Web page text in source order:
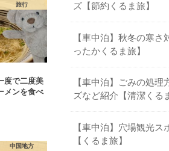
旅行
度で二度美
メンを食べ
中国地方
ズ【節約くるま旅】
【車中泊】秋冬の寒
ったかくるま旅】
【車中泊】ごみの処
ズなど紹介【清潔くる
【車中泊】穴場観光
【くるま旅】